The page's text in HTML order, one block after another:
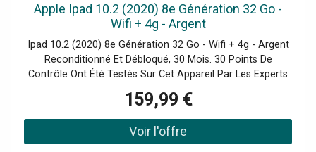
Apple Ipad 10.2 (2020) 8e Génération 32 Go -
Wifi + 4g - Argent
Ipad 10.2 (2020) 8e Génération 32 Go - Wifi + 4g - Argent
Reconditionné Et Débloqué, 30 Mois. 30 Points De
Contrôle Ont Été Testés Sur Cet Appareil Par Les Experts
159,99 €